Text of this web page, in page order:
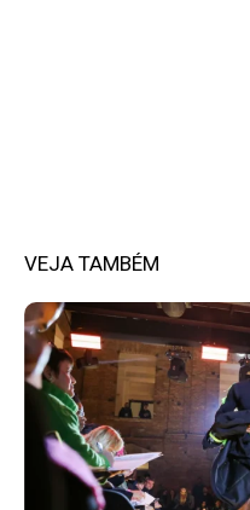
VEJA TAMBÉM